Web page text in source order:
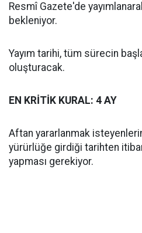
Resmî Gazete'de
bekleniyor.
Yayım tarihi, tüm sürecin
oluşturacak.
EN KRİTİK KURAL: 4 AY
Aftan yararlanmak
yürürlüğe girdiği tarihten
yapması gerekiyor.